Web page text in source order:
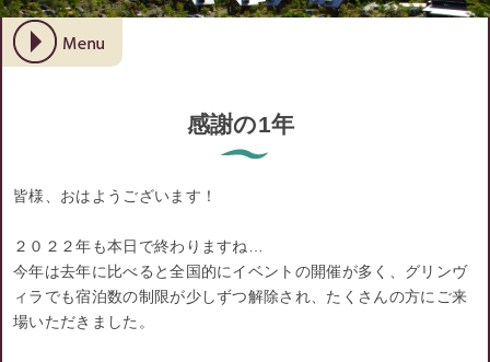
感謝の1年
皆様、おはようございます！
２０２２年も本日で終わりますね…
今年は去年に比べると全国的にイベントの開催が多く、グリンヴ
ィラでも宿泊数の制限が少しずつ解除され、たくさんの方にご来
場いただきました。